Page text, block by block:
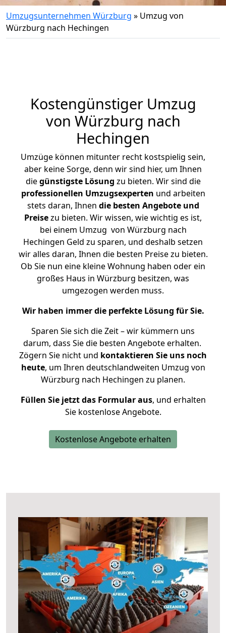
Umzugsunternehmen Würzburg » Umzug von
Würzburg nach Hechingen
Kostengünstiger Umzug
von Würzburg nach
Hechingen
Umzüge können mitunter recht kostspielig sein,
aber keine Sorge, denn wir sind hier, um Ihnen
diegünstigste Lösung zu bieten. Wir sind die
professionellen Umzugsexperten und arbeiten
stets daran, Ihnen die besten Angebote und
Preisezu bieten. Wir wissen, wie wichtig es ist,
bei einem Umzug von Würzburg nach
Hechingen Geld zu sparen, und deshalb setzen
wir alles daran, Ihnen die besten Preise zu bieten.
Ob Sie nun eine kleine Wohnung haben oder ein
großes Haus in Würzburg besitzen, was
umgezogen werden muss.
Wir haben immer die perfekte Lösung für Sie.
Sparen Sie sich die Zeit – wir kümmern uns
darum, dass Sie die besten Angebote erhalten.
Zögern Sie nicht und kontaktieren Sie uns noch
heute, um Ihren deutschlandweiten Umzug von
Würzburg nach Hechingen zu planen.
Füllen Sie jetzt das Formular aus, und erhalten
Sie kostenlose Angebote.
Kostenlose Angebote erhalten